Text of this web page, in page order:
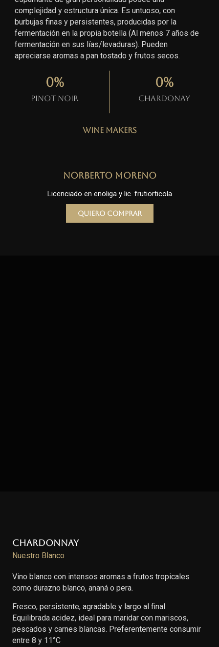
complejidad y estructura única. Es untuoso, con
burbujas finas y persistentes, producidas por la
fermentación en la propia botella (Al menos 7 años de
fermentación en sus lías/levaduras). Pueden
apreciarse aromas a pan tostado y frutos secos.
Pinot Noir
0%
Chardonay
0%
Wine Makers
Norberto Moreno
Licenciado en enoliga y lic. frutiorticola
Quiero comprar
Chardonnay
Nuestro Blanco
Vino blanco con intensos aromas a frutos tropicales
como durazno blanco, ananá o pera.
Fresco, persistente, agradable y largo al final.
Equilibrada acidez, ideal para maridar con mariscos,
pescados y carnes blancas. Preferentemente consumir
entre 8 y 11°C